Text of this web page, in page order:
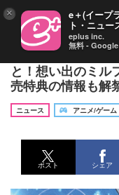
『映画キラキラ☆
と！想い出のミ
売特典の情報も解
ニュース アニメ/ゲーム
ポスト シェア
× e＋(イープ
ト・ニュー
eplus inc.
無料 -